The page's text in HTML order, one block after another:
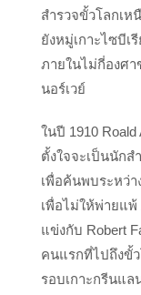
สำรวจขั้วโลกเห
ยังหมู่เกาะไซบีเ
ภายในไม่กี่องศา
นอร์เวย์
ในปี 1910
ตั้งใจจะเป็นนักส
เพื่อค้นพบระหว่า
เพื่อไม่ให้พ่ายแพ้
แข่งกับ Robert
คนแรกที่ไปถึงขั้ว
รอบเกาะกรีนแล